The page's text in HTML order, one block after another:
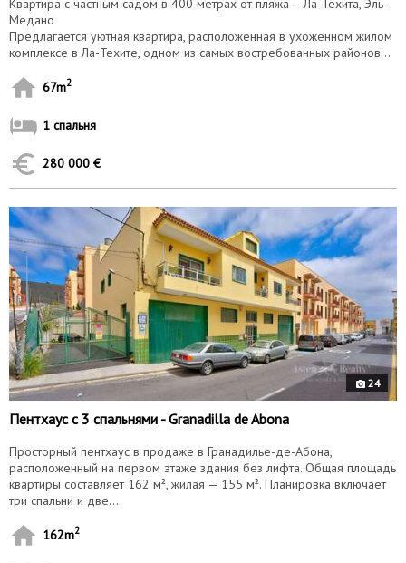
Квартира с частным садом в 400 метрах от пляжа – Ла-Техита, Эль-
Медано
Предлагается уютная квартира, расположенная в ухоженном жилом
комплексе в Ла-Техите, одном из самых востребованных районов...
67m2
1 спальня
280 000 €
24
Пентхауc с 3 спальнями - Granadilla de Abona
Просторный пентхаус в продаже в Гранадилье-де-Абона,
расположенный на первом этаже здания без лифта. Общая площадь
квартиры составляет 162 м², жилая — 155 м². Планировка включает
три спальни и две...
162m2